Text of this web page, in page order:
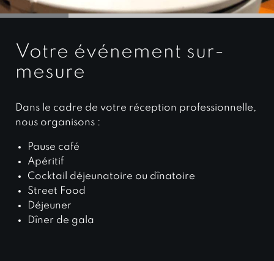
Votre événement sur-
mesure
Dans le cadre de votre réception professionnelle,
nous organisons :
Pause café
Apéritif
Cocktail déjeunatoire ou dînatoire
Street Food
Déjeuner
Dîner de gala